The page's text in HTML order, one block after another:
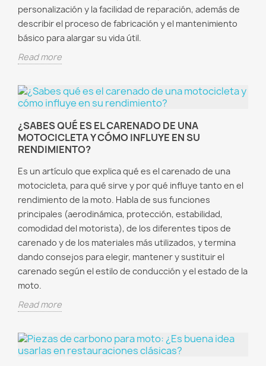
personalización y la facilidad de reparación, además de
describir el proceso de fabricación y el mantenimiento
básico para alargar su vida útil.
Read more
¿SABES QUÉ ES EL CARENADO DE UNA
MOTOCICLETA Y CÓMO INFLUYE EN SU
RENDIMIENTO?
Es un artículo que explica qué es el carenado de una
motocicleta, para qué sirve y por qué influye tanto en el
rendimiento de la moto. Habla de sus funciones
principales (aerodinámica, protección, estabilidad,
comodidad del motorista), de los diferentes tipos de
carenado y de los materiales más utilizados, y termina
dando consejos para elegir, mantener y sustituir el
carenado según el estilo de conducción y el estado de la
moto.
Read more